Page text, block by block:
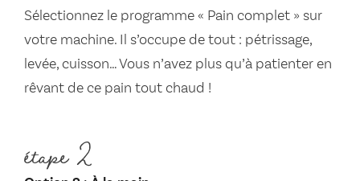
Sélectionnez le programme « Pain complet » sur
votre machine. Il s’occupe de tout : pétrissage,
levée, cuisson… Vous n’avez plus qu’à patienter en
rêvant de ce pain tout chaud !
étape 2